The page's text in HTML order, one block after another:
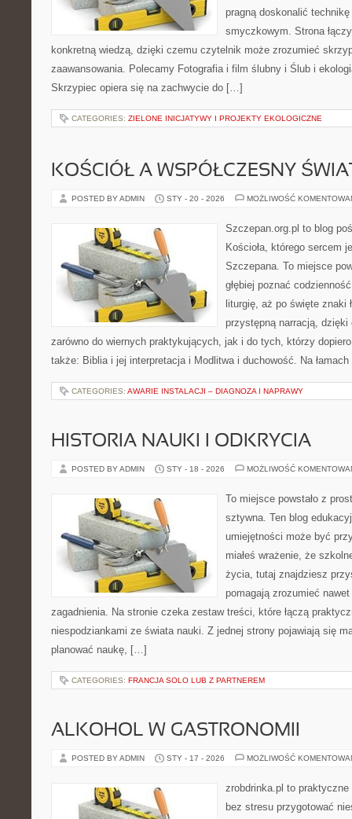
pragną doskonalić
smyczkowym. Strona
konkretną wiedzą, dzięki czemu czytelnik może zrozumieć
zaawansowania. Polecamy Fotografia i film ślubny i Ślub i
Skrzypiec opiera się na zachwycie do […]
CATEGORIES: ZIELONE INICJATYWY I PROJEKTY EKOLOGICZNE
KOŚCIÓŁ A WSPÓŁCZESNY
POSTED BY ADMIN STY - 20 - 2026 MOŻLIWOŚĆ
Szczepan.org.pl to blog
Kościoła, którego sercem
Szczepana. To miejsce
głębiej poznać
liturgię, aż po święte znaki
przystępną narracją,
zarówno do wiernych praktykujących, jak i do tych, którzy
także: Biblia i jej interpretacja i Modlitwa i duchowość. Na
CATEGORIES: AWARIE INSTALACJI – DIAGNOZA I NAPRAWY
HISTORIA NAUKI I ODKRYCIA
POSTED BY ADMIN STY - 18 - 2026 MOŻLIWOŚĆ
To miejsce powstało z
sztywna. Ten blog
umiejętności może być
miałeś wrażenie, że
życia, tutaj znajdziesz
pomagają zrozumieć nawet
zagadnienia. Na stronie czeka zestaw treści, które łączą
niespodziankami ze świata nauki. Z jednej strony pojawiają się
planować naukę, […]
CATEGORIES: FRANCJA SOLO LUB Z PARTNEREM
ALKOHOL W GASTRONOMII
POSTED BY ADMIN STY - 17 - 2026 MOŻLIWOŚĆ
zrobdrinka.pl to
bez stresu przygotować